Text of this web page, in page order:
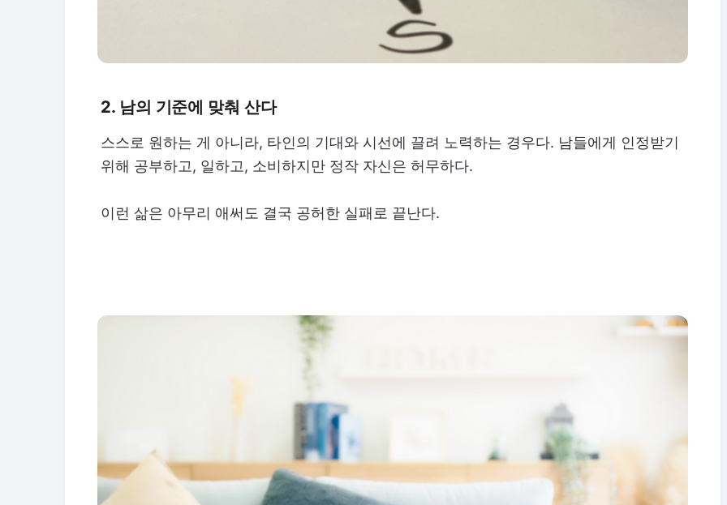
2. 남의 기준에 맞춰 산다
스스로 원하는 게 아니라, 타인의 기대와 시선에 끌려 노력하는 경우다. 남들에게 인정받기
위해 공부하고, 일하고, 소비하지만 정작 자신은 허무하다.
이런 삶은 아무리 애써도 결국 공허한 실패로 끝난다.